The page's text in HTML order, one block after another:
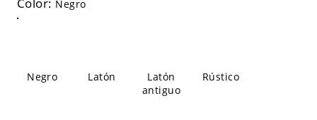
Negro
Negro Latón
Latón
antiguo
Rústico